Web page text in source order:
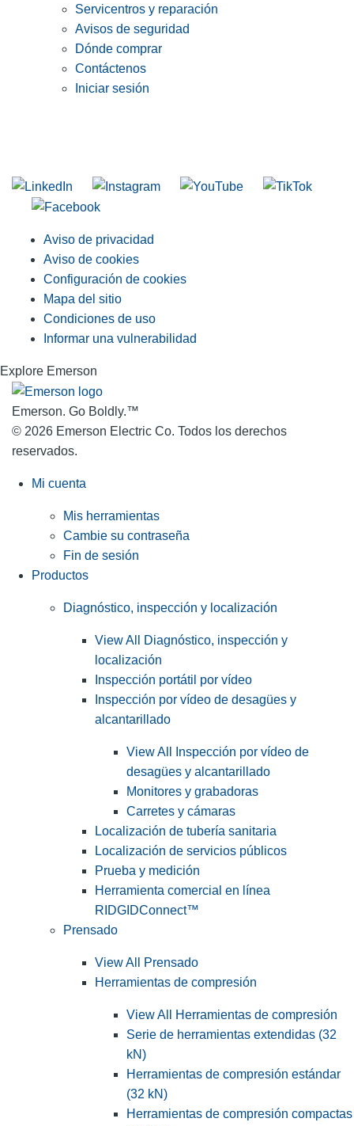
Servicentros y reparación
Avisos de seguridad
Dónde comprar
Contáctenos
Iniciar sesión
Aviso de privacidad
Aviso de cookies
Configuración de cookies
Mapa del sitio
Condiciones de uso
Informar una vulnerabilidad
Explore Emerson
Emerson. Go Boldly.™
© 2026 Emerson Electric Co. Todos los derechos
reservados.
Mi cuenta
Mis herramientas
Cambie su contraseña
Fin de sesión
Productos
Diagnóstico, inspección y localización
View All Diagnóstico, inspección y
localización
Inspección portátil por vídeo
Inspección por vídeo de desagües y
alcantarillado
View All Inspección por vídeo de
desagües y alcantarillado
Monitores y grabadoras
Carretes y cámaras
Localización de tubería sanitaria
Localización de servicios públicos
Prueba y medición
Herramienta comercial en línea
RIDGIDConnect™
Prensado
View All Prensado
Herramientas de compresión
View All Herramientas de compresión
Serie de herramientas extendidas (32
kN)
Herramientas de compresión estándar
(32 kN)
Herramientas de compresión compactas